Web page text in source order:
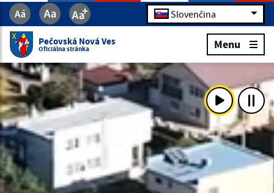
Slovenčina
Pečovská Nová Ves
Oficiálna stránka Menu